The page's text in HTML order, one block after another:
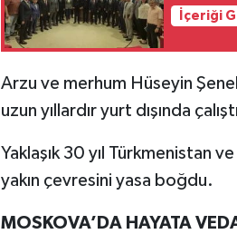
İçeriği
Arzu ve merhum Hüseyin
uzun yıllardır yurt dışında
Yaklaşık 30 yıl Türkmenistan
yakın çevresini yasa boğdu.
MOSKOVA’DA HAYATA